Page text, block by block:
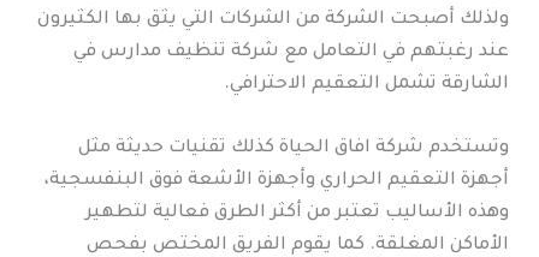
ولذلك أصبحت الشركة من الشركات التي يثق بها الكثيرون
عند رغبتهم في التعامل مع شركة تنظيف مدارس في
الشارقة تشمل التعقيم الاحترافي.
وتستخدم شركة افاق الحياة كذلك تقنيات حديثة مثل
أجهزة التعقيم الحراري وأجهزة الأشعة فوق البنفسجية،
وهذه الأساليب تعتبر من أكثر الطرق فعالية لتطهير
الأماكن المغلقة. كما يقوم الفريق المختص بفحص